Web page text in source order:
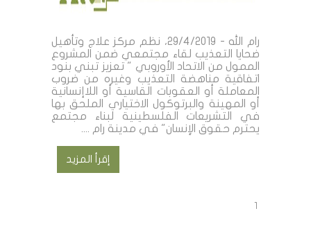
رام الله - 29/4/2019، نظم مركز علاج وتأهيل
ضحايا التعذيب لقاء مجتمعي ضمن المشروع
الممول من الاتحاد الأوروبي " تعزيز تبني بنود
اتفاقية مناهضة التعذيب وغيره من ضروب
المعاملة أو العقوبات القاسية أو اللاإنسانية
أو المهينة والبرتوكول الاختياري الملحق بها
في التشريعات الفلسطينية لبناء مجتمع
يحترم حقوق الإنسان" في مدينة رام ....
إقرأ المزيد